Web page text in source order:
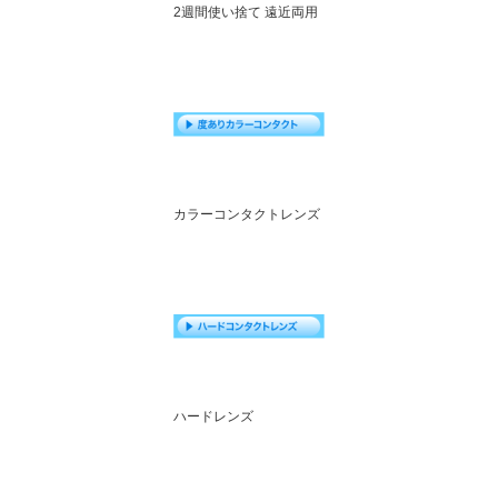
2週間使い捨て 遠近両用
カラーコンタクトレンズ
ハードレンズ